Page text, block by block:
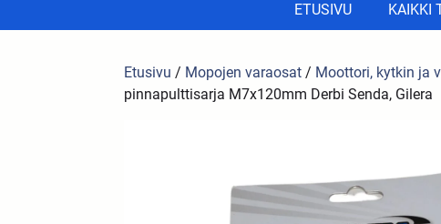
ETUSIVU KAIKKI
Etusivu / Mopojen varaosat / Moottori, kytkin ja
pinnapulttisarja M7x120mm Derbi Senda, Gilera